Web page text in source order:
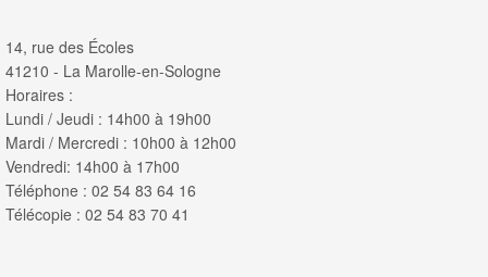
14, rue des Écoles
41210 - La Marolle-en-Sologne
Horaires :
Lundi / Jeudi : 14h00 à 19h00
Mardi / Mercredi : 10h00 à 12h00
Vendredi: 14h00 à 17h00
Téléphone : 02 54 83 64 16
Télécopie : 02 54 83 70 41